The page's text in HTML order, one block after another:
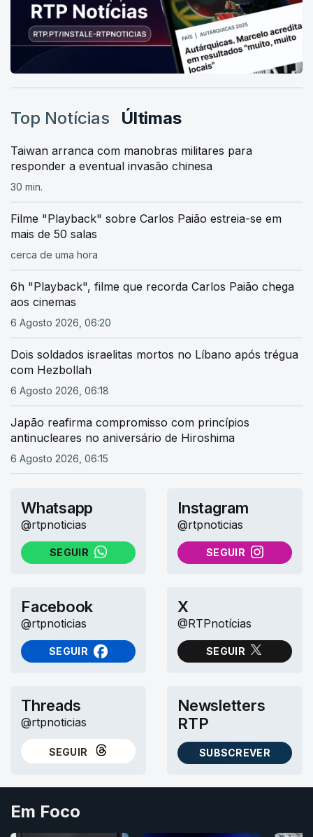
Top Notícias Últimas
Taiwan arranca com manobras militares para
responder a eventual invasão chinesa
30 min.
Filme "Playback" sobre Carlos Paião estreia-se em
mais de 50 salas
cerca de uma hora
6h "Playback", filme que recorda Carlos Paião chega
aos cinemas
6 Agosto 2026, 06:20
Dois soldados israelitas mortos no Líbano após trégua
com Hezbollah
6 Agosto 2026, 06:18
Japão reafirma compromisso com princípios
antinucleares no aniversário de Hiroshima
6 Agosto 2026, 06:15
Whatsapp
@rtpnoticias
SEGUIR
NO WHATSAPP
Instagram
@rtpnoticias
SEGUIR
NO INSTAGRAM
Facebook
@rtpnoticias
SEGUIR
NO FACEBOOK
X
@RTPnotícias
SEGUIR
NO X (TWITTER)
Threads
@rtpnoticias
SEGUIR
NO THREADS
Newsletters
RTP
SUBSCREVER
AS NEWSLETTERS RTP
Em Foco